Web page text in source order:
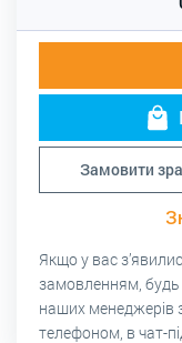
Замовити
Якщо у вас
замовленням, будь
наших менеджерів
телефоном, в чат-